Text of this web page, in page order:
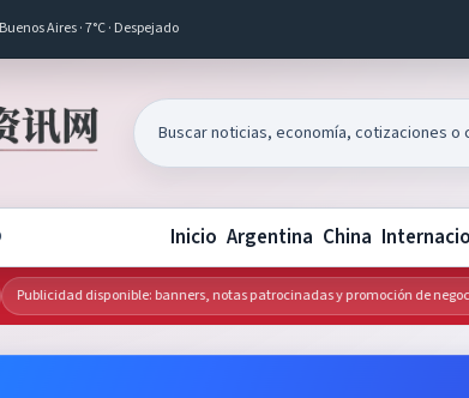
Aires · 7°C · Despejado
Inicio Argentina China
Publicidad disponible: banners, notas patrocinadas y promoción de negocios